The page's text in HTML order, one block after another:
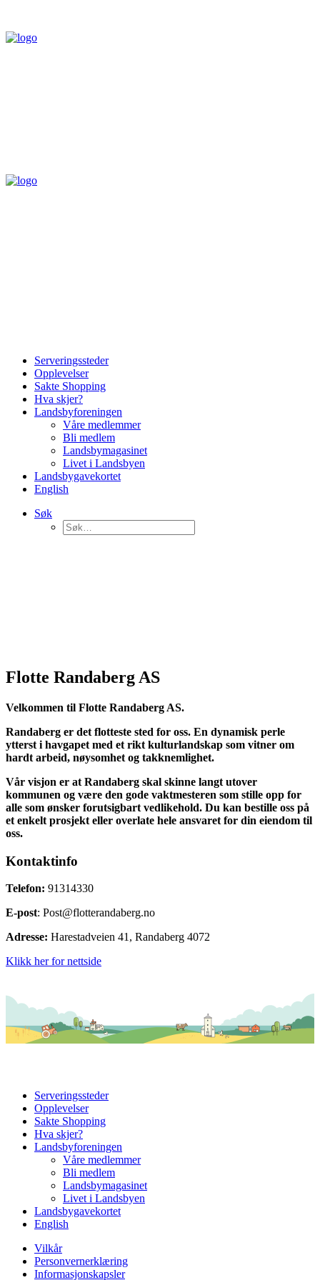
Serveringssteder
Opplevelser
Sakte Shopping
Hva skjer?
Landsbyforeningen
Våre medlemmer
Bli medlem
Landsbymagasinet
Livet i Landsbyen
Landsbygavekortet
English
Søk
Flotte Randaberg AS
Velkommen til Flotte Randaberg AS.
Randaberg er det flotteste sted for oss. En dynamisk perle
ytterst i havgapet med et rikt kulturlandskap som vitner om
hardt arbeid, nøysomhet og takknemlighet.
Vår visjon er at Randaberg skal skinne langt utover
kommunen og være den gode vaktmesteren som stille opp for
alle som ønsker forutsigbart vedlikehold. Du kan bestille oss på
et enkelt prosjekt eller overlate hele ansvaret for din eiendom til
oss.
Kontaktinfo
Telefon: 91314330
E-post: Post@flotterandaberg.no
Adresse: Harestadveien 41, Randaberg 4072
Klikk her for nettside
Serveringssteder
Opplevelser
Sakte Shopping
Hva skjer?
Landsbyforeningen
Våre medlemmer
Bli medlem
Landsbymagasinet
Livet i Landsbyen
Landsbygavekortet
English
Vilkår
Personvernerklæring
Informasjonskapsler